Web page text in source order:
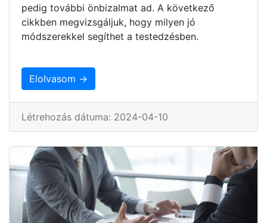
pedig további önbizalmat ad. A következő
cikkben megvizsgáljuk, hogy milyen jó
módszerekkel segíthet a testedzésben.
Elolvasom →
Létrehozás dátuma: 2024-04-10